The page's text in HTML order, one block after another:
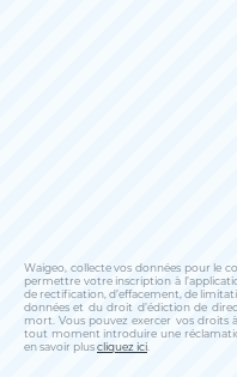
Waigeo, collecte vos données pour le
permettre votre inscription à
de rectification, d’effacement, de
données et du droit d’édiction de
mort. Vous pouvez exercer vos droits à
tout moment introduire une
en savoir pluscliquez ici